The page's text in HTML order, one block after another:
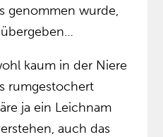
genommen wurde,
kaum in der Niere
rumgestochert
ja ein Leichnam
auch das